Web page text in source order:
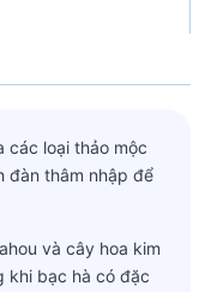
các loại thảo mộc
đàn thâm nhập để
và cây hoa kim
khi bạc hà có đặc